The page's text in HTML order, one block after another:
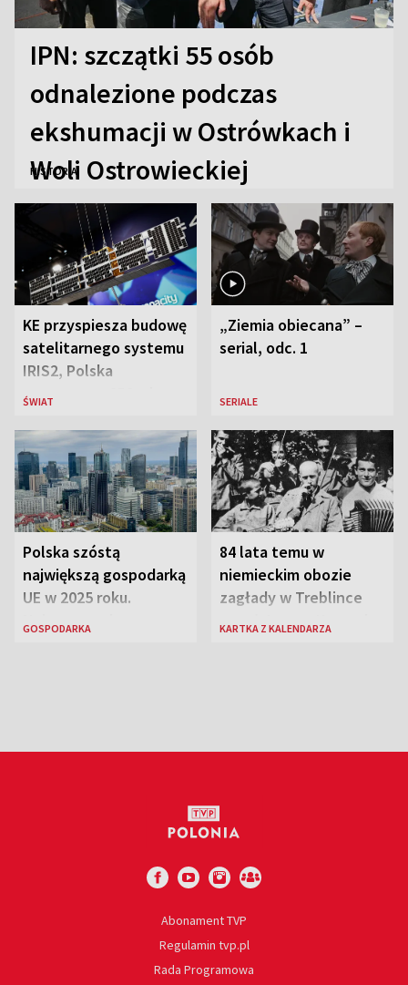
IPN: szczątki 55 osób
odnalezione podczas
ekshumacji w Ostrówkach i
Woli Ostrowieckiej
HISTORIA
KE przyspiesza budowę
satelitarnego systemu
IRIS2, Polska
przeznaczy 656 mln
ŚWIAT
„Ziemia obiecana” –
serial, odc. 1
SERIALE
Polska szóstą
największą gospodarką
UE w 2025 roku.
Najnowsze dane
GOSPODARKA
84 lata temu w
niemieckim obozie
zagłady w Treblince
zmarł Janusz Korczak
KARTKA Z KALENDARZA
Abonament TVP
Regulamin tvp.pl
Rada Programowa